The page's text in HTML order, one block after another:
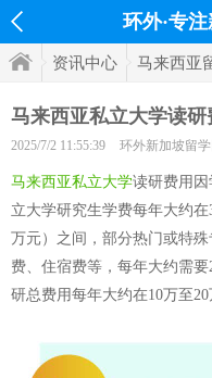
环外·专
资讯中心 马来西亚
马来西亚私立大学读研
2025/7/2 11:55:39 环外新加坡留学
马来西亚私立大学读研费用
立大学研究生学费每年大约
万元）之间，部分热门或特
费、住宿费等，每年大约需
研总费用每年大约在10万至20